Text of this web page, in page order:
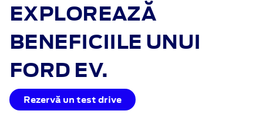
EXPLOREAZĂ
BENEFICIILE UNUI
FORD EV.
Rezervă un test drive